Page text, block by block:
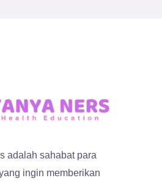
adalah sahabat para
ingin memberikan